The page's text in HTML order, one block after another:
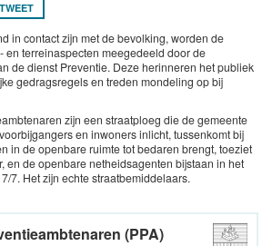
TWEET
in contact zijn met de bevolking, worden de
en terreinaspecten meegedeeld door de
de dienst Preventie. Deze herinneren het publiek
gedragsregels en treden mondeling op bij
zijn een straatploeg die de gemeente
en inwoners inlicht, tussenkomt bij
in de openbare ruimte tot bedaren brengt, toeziet
en de openbare netheidsagenten bijstaan in het
7. Het zijn echte straatbemiddelaars.
(PPA)